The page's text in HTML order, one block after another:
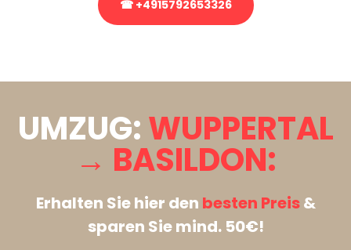
☎ +4915792653326
UMZUG:WUPPERTAL
→ BASILDON:
Erhalten Sie hier den besten Preis&
sparen Sie mind. 50€!